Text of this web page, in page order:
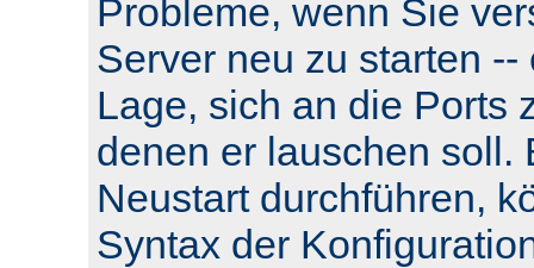
Probleme, wenn Sie
Server neu zu starten
Lage, sich an die Ports
denen er lauschen soll.
Neustart durchführen,
Syntax der